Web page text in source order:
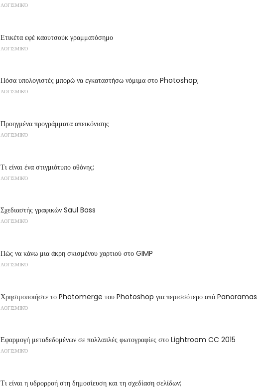
ΛΟΓΙΣΜΙΚΌ
Ετικέτα εφέ καουτσούκ γραμματόσημο
ΛΟΓΙΣΜΙΚΌ
Πόσα υπολογιστές μπορώ να εγκαταστήσω νόμιμα στο Photoshop;
ΛΟΓΙΣΜΙΚΌ
Προηγμένα προγράμματα απεικόνισης
ΛΟΓΙΣΜΙΚΌ
Τι είναι ένα στιγμιότυπο οθόνης;
ΛΟΓΙΣΜΙΚΌ
Σχεδιαστής γραφικών Saul Bass
ΛΟΓΙΣΜΙΚΌ
Πώς να κάνω μια άκρη σκισμένου χαρτιού στο GIMP
ΛΟΓΙΣΜΙΚΌ
Χρησιμοποιήστε το Photomerge του Photoshop για περισσότερο από Panoramas
ΛΟΓΙΣΜΙΚΌ
Εφαρμογή μεταδεδομένων σε πολλαπλές φωτογραφίες στο Lightroom CC 2015
ΛΟΓΙΣΜΙΚΌ
Τι είναι η υδρορροή στη δημοσίευση και τη σχεδίαση σελίδων;